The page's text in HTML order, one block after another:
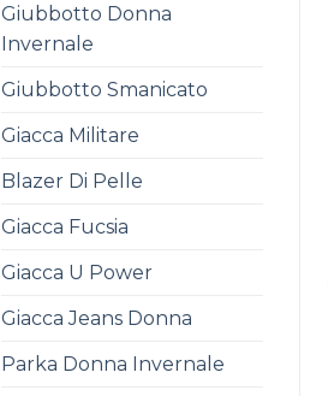
Giubbotto Donna
Invernale
Giubbotto Smanicato
Giacca Militare
Blazer Di Pelle
Giacca Fucsia
Giacca U Power
Giacca Jeans Donna
Parka Donna Invernale